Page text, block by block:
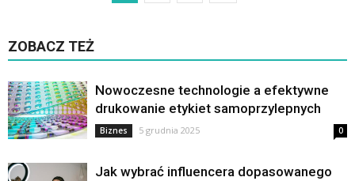
ZOBACZ TEŻ
Nowoczesne technologie a efektywne
drukowanie etykiet samoprzylepnych
Biznes 5 grudnia 2025 0
Jak wybrać influencera dopasowanego